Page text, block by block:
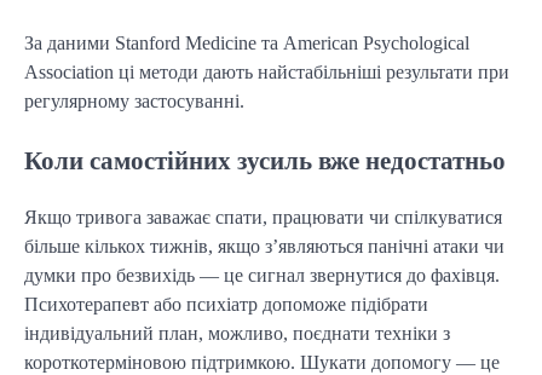
За даними Stanford Medicine та American Psychological
Association ці методи дають найстабільніші результати при
регулярному застосуванні.
Коли самостійних зусиль вже недостатньо
Якщо тривога заважає спати, працювати чи спілкуватися
більше кількох тижнів, якщо з’являються панічні атаки чи
думки про безвихідь — це сигнал звернутися до фахівця.
Психотерапевт або психіатр допоможе підібрати
індивідуальний план, можливо, поєднати техніки з
короткотерміновою підтримкою. Шукати допомогу — це